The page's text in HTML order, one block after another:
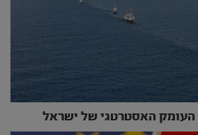
העומק האסטרטגי של ישראל